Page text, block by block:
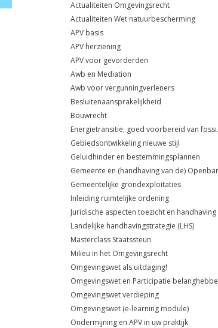
Actualiteiten Omgevingsrecht
Actualiteiten Wet natuurbescherming
APV basis
APV herziening
APV voor gevorderden
Awb en Mediation
Awb voor vergunningverleners
Besluitenaansprakelijkheid
Bouwrecht
Gebiedsontwikkeling nieuwe stijl
Geluidhinder en bestemmingsplannen
Gemeentelijke grondexploitaties
Inleiding ruimtelijke ordening
Landelijke handhavingstrategie (LHS)
Masterclass Staatssteun
Milieu in het Omgevingsrecht
Omgevingswet als uitdaging!
Omgevingswet verdieping
Omgevingswet (e-learning module)
Ondermijning en APV in uw praktijk